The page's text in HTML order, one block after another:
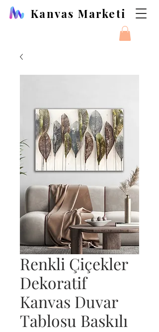
Kanvas Marketi
Renkli Çiçekler
Dekoratif
Kanvas Duvar
Tablosu Baskılı